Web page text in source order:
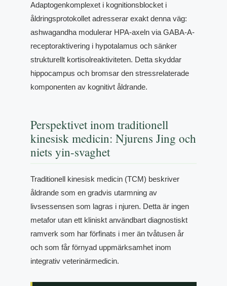
Adaptogenkomplexet i kognitionsblocket i
åldringsprotokollet adresserar exakt denna väg:
ashwagandha modulerar HPA-axeln via GABA-A-
receptoraktivering i hypotalamus och sänker
strukturellt kortisolreaktiviteten. Detta skyddar
hippocampus och bromsar den stressrelaterade
komponenten av kognitivt åldrande.
Perspektivet inom traditionell
kinesisk medicin: Njurens Jing och
niets yin-svaghet
Traditionell kinesisk medicin (TCM) beskriver
åldrande som en gradvis utarmning av
livsessensen som lagras i njuren. Detta är ingen
metafor utan ett kliniskt användbart diagnostiskt
ramverk som har förfinats i mer än tvåtusen år
och som får förnyad uppmärksamhet inom
integrativ veterinärmedicin.